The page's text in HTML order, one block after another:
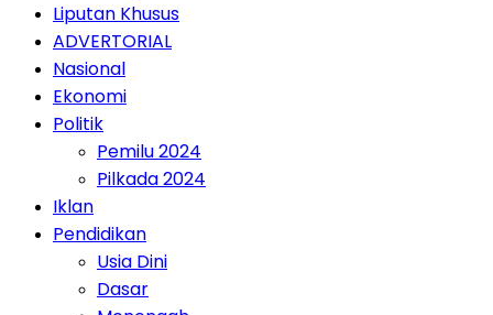
Liputan Khusus
ADVERTORIAL
Nasional
Ekonomi
Politik
Pemilu 2024
Pilkada 2024
Iklan
Pendidikan
Usia Dini
Dasar